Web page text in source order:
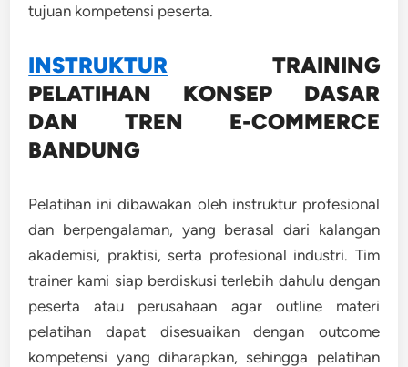
tujuan kompetensi peserta.
INSTRUKTUR TRAINING
PELATIHAN KONSEP DASAR
DAN TREN E-COMMERCE
BANDUNG
Pelatihan ini dibawakan oleh instruktur profesional
dan berpengalaman, yang berasal dari kalangan
akademisi, praktisi, serta profesional industri. Tim
trainer kami siap berdiskusi terlebih dahulu dengan
peserta atau perusahaan agar outline materi
pelatihan dapat disesuaikan dengan outcome
kompetensi yang diharapkan, sehingga pelatihan